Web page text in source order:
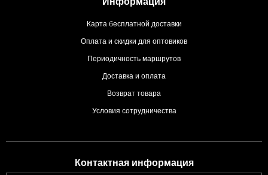
Карта бесплатной доставки
Оплата и скидки для оптовиков
Периодичность маршрутов
Доставка и оплата
Возврат товара
Условия сотрудничества
Контактная информация